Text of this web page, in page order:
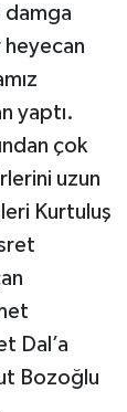
damga
yaptı.
çok
uzun
Kurtuluş
Dal’a
Bozoğlu